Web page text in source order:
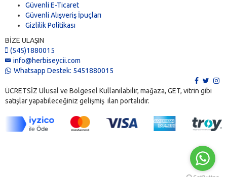
Güvenli E-Ticaret
Güvenli Alışveriş İpuçları
Gizlilik Politikası
BİZE ULAŞIN
(545)1880015
info@herbiseycii.com
Whatsapp Destek: 5451880015
ÜCRETSİZ Ulusal ve Bölgesel Kullanılabilir, mağaza, GET, vitrin gibi
satışlar yapabileceğiniz gelişmiş ilan portalıdır.